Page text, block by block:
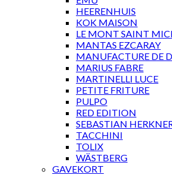
HEERENHUIS
KOK MAISON
LE MONT SAINT
MANTAS EZCARAY
MANUFACTURE DE
MARIUS FABRE
MARTINELLI LUCE
PETITE FRITURE
PULPO
RED EDITION
SEBASTIAN
TACCHINI
TOLIX
WÄSTBERG
GAVEKORT